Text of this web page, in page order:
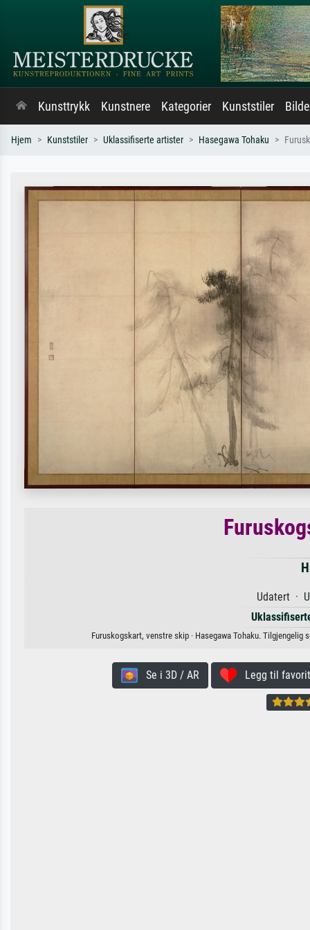
Kunsttrykk Kunstnere Kategorier Kunststiler
Hjem Kunststiler Uklassifiserte artister Hasegawa Tohaku
Udatert ·
Furuskogskart, venstre skip · Hasegawa Tohaku.
Se i 3D / AR Legg til